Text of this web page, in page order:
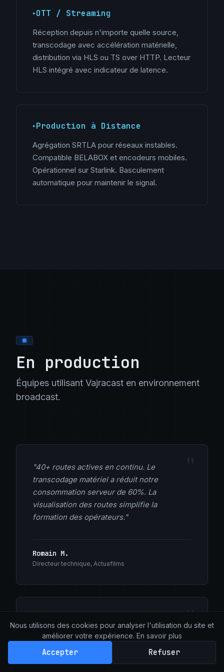
OTT / Streaming
Réception depuis n'importe quelle source,
transcodage avec accélération matérielle,
distribution via HLS ou TS over HTTP. Lecteur
HLS intégré avec indicateur de latence.
Production à Distance
Agrégation SRTLA pour réseaux instables.
Compatible BELABOX et encodeurs mobiles.
Opérationnel sur Starlink. Basculement
automatique pour maintenir le signal.
En production
Équipes utilisant Vajracast en environnement
broadcast.
"40+ routes actives en continu. Le
transcodage matériel a réduit notre
consommation serveur de 60%. La
visualisation des routes simplifie la
formation des opérateurs."
Romain M.
Directeur technique, Actuafilms
l'Europe et l'Asie. Le failover multi-entrées a
sécurisé plusieurs diffusions critiques."
Nous utilisons des cookies pour analyser l'utilisation du site et
améliorer votre expérience. En savoir plus
Accepter Refuser